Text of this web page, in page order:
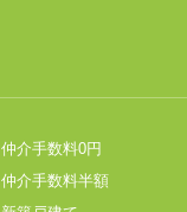
仲介手数料0円
仲介手数料半額